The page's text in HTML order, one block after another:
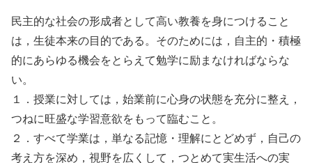
民主的な社会の形成者として高い教養を身につけること
は，生徒本来の目的である。そのためには，自主的・積極
的にあらゆる機会をとらえて勉学に励まなければならな
い。
１．授業に対しては，始業前に心身の状態を充分に整え，
つねに旺盛な学習意欲をもって臨むこと。
２．すべて学業は，単なる記憶・理解にとどめず，自己の
考え方を深め，視野を広くして，つとめて実生活への実